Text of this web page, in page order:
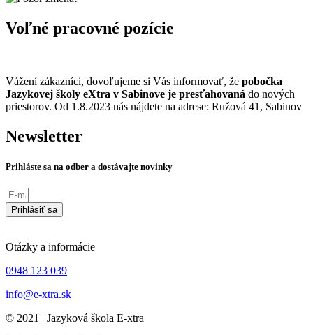
Voľné pracovné pozície
Vážení zákazníci, dovoľujeme si Vás informovať, že pobočka
Jazykovej školy eXtra v Sabinove je presťahovaná do nových
priestorov. Od 1.8.2023 nás nájdete na adrese: Ružová 41, Sabinov
Newsletter
Prihláste sa na odber a dostávajte novinky
Prihlásiť sa
Otázky a informácie
0948 123 039
info@e-xtra.sk
© 2021 | Jazyková škola E-xtra